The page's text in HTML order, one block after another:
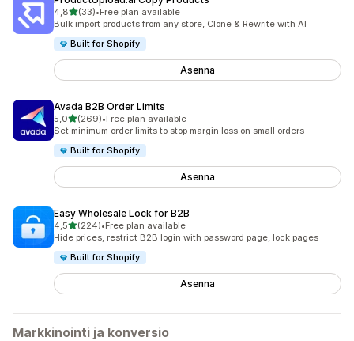
4,8/ 5 tähteä
(33)
33 arvostelua yhteensä
•Free plan available
Bulk import products from any store, Clone & Rewrite with AI
Built for Shopify
Asenna
Avada B2B Order Limits
5,0/ 5 tähteä
(269)
269 arvostelua yhteensä
•Free plan available
Set minimum order limits to stop margin loss on small orders
Built for Shopify
Asenna
Easy Wholesale Lock for B2B
4,5/ 5 tähteä
(224)
224 arvostelua yhteensä
•Free plan available
Hide prices, restrict B2B login with password page, lock pages
Built for Shopify
Asenna
Markkinointi ja konversio